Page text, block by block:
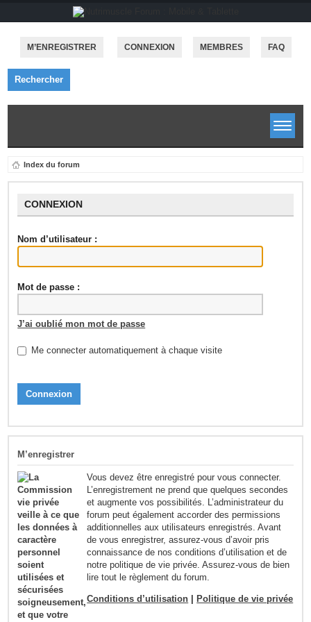
M’ENREGISTRER CONNEXION MEMBRES FAQ
Rechercher
Index du forum
CONNEXION
Nom d’utilisateur :
Mot de passe :
J’ai oublié mon mot de passe
Me connecter automatiquement à chaque visite
M’enregistrer
Vous devez être enregistré pour vous connecter.
L’enregistrement ne prend que quelques secondes
et augmente vos possibilités. L’administrateur du
forum peut également accorder des permissions
additionnelles aux utilisateurs enregistrés. Avant
de vous enregistrer, assurez-vous d’avoir pris
connaissance de nos conditions d’utilisation et de
notre politique de vie privée. Assurez-vous de bien
lire tout le règlement du forum.
Conditions d’utilisation Politique de vie privée